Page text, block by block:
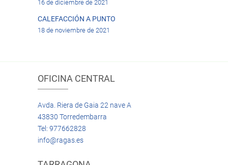
16 de diciembre de 2021
CALEFACCIÓN A PUNTO
18 de noviembre de 2021
OFICINA CENTRAL
Avda. Riera de Gaia 22 nave A
43830 Torredembarra
Tel: 977662828
info@ragas.es